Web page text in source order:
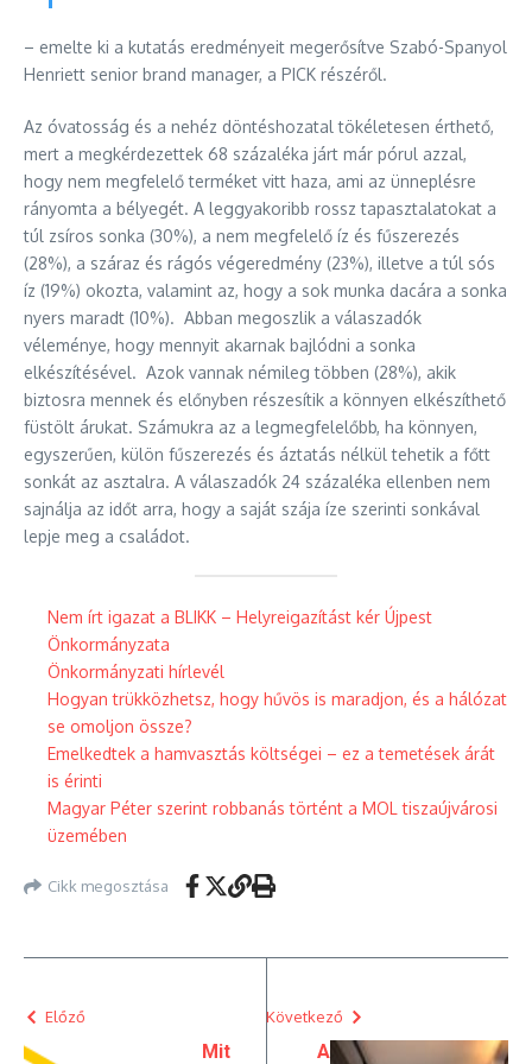
– emelte ki a kutatás eredményeit megerősítve Szabó-Spanyol
Henriett senior brand manager, a PICK részéről.
Az óvatosság és a nehéz döntéshozatal tökéletesen érthető,
mert a megkérdezettek 68 százaléka járt már pórul azzal,
hogy nem megfelelő terméket vitt haza, ami az ünneplésre
rányomta a bélyegét. A leggyakoribb rossz tapasztalatokat a
túl zsíros sonka (30%), a nem megfelelő íz és fűszerezés
(28%), a száraz és rágós végeredmény (23%), illetve a túl sós
íz (19%) okozta, valamint az, hogy a sok munka dacára a sonka
nyers maradt (10%). Abban megoszlik a válaszadók
véleménye, hogy mennyit akarnak bajlódni a sonka
elkészítésével. Azok vannak némileg többen (28%), akik
biztosra mennek és előnyben részesítik a könnyen elkészíthető
füstölt árukat. Számukra az a legmegfelelőbb, ha könnyen,
egyszerűen, külön fűszerezés és áztatás nélkül tehetik a főtt
sonkát az asztalra. A válaszadók 24 százaléka ellenben nem
sajnálja az időt arra, hogy a saját szája íze szerinti sonkával
lepje meg a családot.
Nem írt igazat a BLIKK – Helyreigazítást kér Újpest
Önkormányzata
Önkormányzati hírlevél
Hogyan trükközhetsz, hogy hűvös is maradjon, és a hálózat
se omoljon össze?
Emelkedtek a hamvasztás költségei – ez a temetések árát
is érinti
Magyar Péter szerint robbanás történt a MOL tiszaújvárosi
üzemében
Cikk megosztása
Előző
Mit
Következő
A